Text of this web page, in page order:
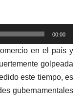
00:00
en el país y
golpeada
este tiempo, es
gubernamentales